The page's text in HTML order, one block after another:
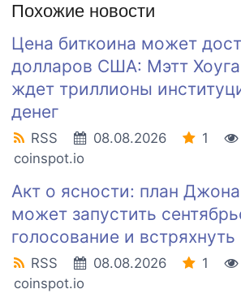
Похожие новости
Цена биткоина может
долларов США: Мэтт
ждет триллионы
денег
RSS 08.08.2026 1
coinspot.io
Акт о ясности: план
может запустить
голосование и
RSS 08.08.2026 1
coinspot.io